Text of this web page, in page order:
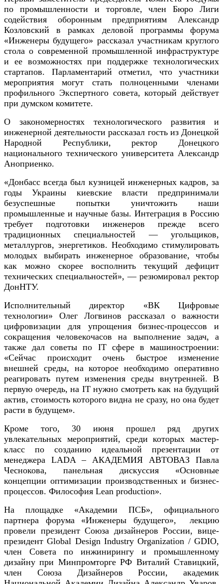
по промышленности и торговле, член Бюро Лиги
содействия оборонным предприятиям Александр
Козловский в рамках деловой программы форума
«Инженеры будущего» рассказал участникам круглого
стола о современной промышленной инфраструктуре
и ее возможностях при поддержке технологических
стартапов. Парламентарий отметил, что участники
мероприятия могут стать полноценными членами
профильного Экспертного совета, который действует
при думском комитете.
О закономерностях технологического развития и
инженерной деятельности рассказал гость из Донецкой
Народной Республики, ректор Донецкого
национального технического университета Александр
Аноприенко.
«Донбасс всегда был кузницей инженерных кадров, за
годы Украины киевские власти предпринимали
безуспешные попытки уничтожить наши
промышленные и научные базы. Интеграция в Россию
требует подготовки инженеров прежде всего
традиционных специальностей — угольщиков,
металлургов, энергетиков. Необходимо стимулировать
молодых выбирать инженерное образование, чтобы
как можно скорее восполнить текущий дефицит
технических специальностей», — резюмировал ректор
ДонНТУ.
Исполнительный директор «ВК Цифровые
технологии» Олег Логвинов рассказал о важности
цифровизации для упрощения бизнес-процессов и
сокращения человекочасов на выполнение задач, а
также дал советы по IT сфере в машиностроении:
«Сейчас происходит очень быстрое изменение
внешней среды, на которое необходимо оперативно
реагировать путем изменения среды внутренней. В
первую очередь, на IT нужно смотреть как на будущий
актив, стоимость которого видна не сразу, но она будет
расти в будущем».
Кроме того, 30 июня прошел ряд других
увлекательных мероприятий, среди которых мастер-
класс по созданию идеальной презентации от
менеджера LADA – АКАДЕМИЯ АВТОВАЗ Павла
Чеснокова, панельная дискуссия «Основные
концепции оптимизации производственных и бизнес-
процессов. Философия Lean production».
На площадке «Академии ПСБ», официального
партнера форума «Инженеры будущего», лекцию
провели президент Союза дизайнеров России, вице-
президент Global Design Industry Оrganization / GDIO,
член Совета по инжинирингу и промышленному
дизайну при Минпромторге РФ Виталий Ставицкий,
член Союза Дизайнеров России, академик